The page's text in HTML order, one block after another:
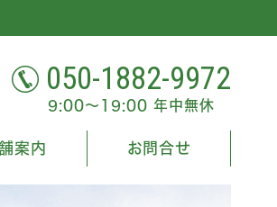
050-1882-9972
9:00～19:00 年中無休
案内 お問合せ